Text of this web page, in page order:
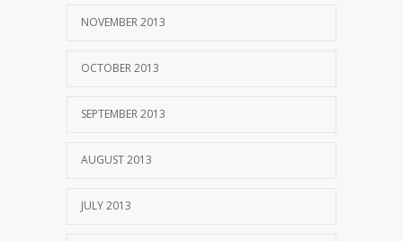
NOVEMBER 2013
OCTOBER 2013
SEPTEMBER 2013
AUGUST 2013
JULY 2013